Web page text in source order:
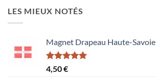
LES MIEUX NOTÉS
Magnet Drapeau Haute-Savoie
Note5.00
sur 5
4,50€